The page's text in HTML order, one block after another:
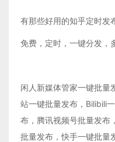
有那些好用的知乎定时发
免费，定时，一键分发，
闲人新媒体管家一键批量
站一键批量发布，Bilibili
布，腾讯视频号批量发布
批量发布，快手一键批量